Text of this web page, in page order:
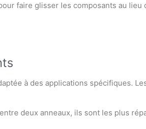
faire glisser les composants au lieu
à des applications spécifiques.
deux anneaux, ils sont les plus